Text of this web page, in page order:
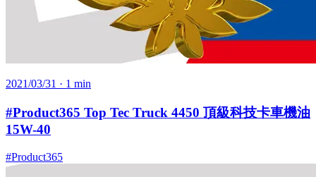
2021/03/31 · 1 min
#Product365 Top Tec Truck 4450 頂級科技卡車機油
15W-40
#Product365